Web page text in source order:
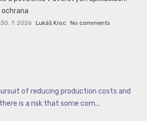
30. 7. 2026 Lukáš Kroc No comments
of reducing production costs and
is a risk that some com...